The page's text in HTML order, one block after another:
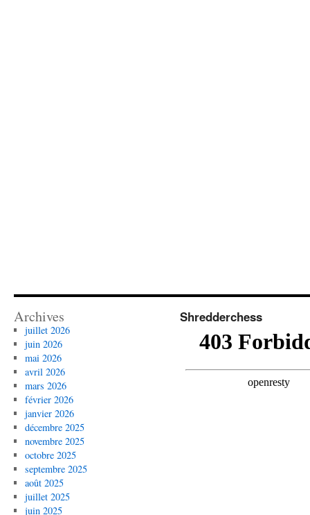
Archives
juillet 2026
juin 2026
mai 2026
avril 2026
mars 2026
février 2026
janvier 2026
décembre 2025
novembre 2025
octobre 2025
septembre 2025
août 2025
juillet 2025
juin 2025
Shredderchess